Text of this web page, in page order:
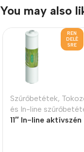
You may also
REN
DELÉ
SRE
Szűrőbetétek,
és In-line
11″ In-line aktívszén